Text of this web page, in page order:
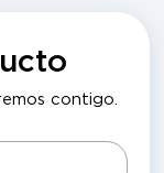
contigo.